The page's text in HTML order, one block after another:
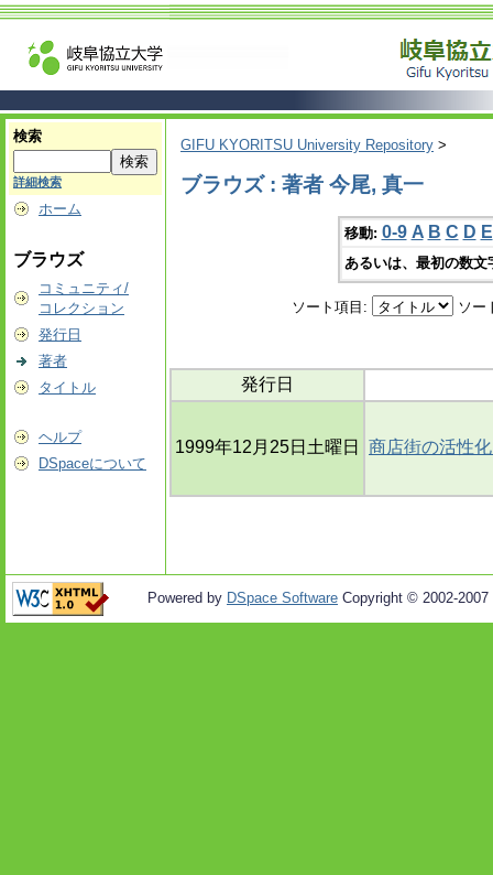
検索
詳細検索
ホーム
ブラウズ
コミュニティ/
コレクション
発行日
著者
タイトル
ヘルプ
DSpaceについて
GIFU KYORITSU University Repository >
ブラウズ : 著者 今尾, 真一
移動: 0-9 A B C D E
あるいは、最初の数
ソート項目: ソー
発行日
1999年12月25日土曜日 商店街の活性
Powered by DSpace Software Copyright © 2002-2007